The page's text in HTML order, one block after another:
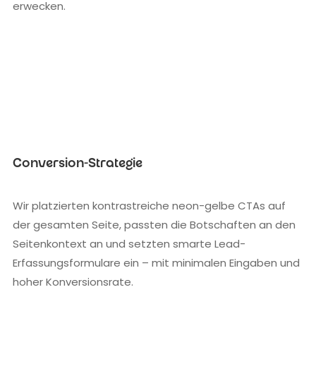
erwecken.
Conversion-Strategie
Wir platzierten kontrastreiche neon-gelbe CTAs auf
der gesamten Seite, passten die Botschaften an den
Seitenkontext an und setzten smarte Lead-
Erfassungsformulare ein – mit minimalen Eingaben und
hoher Konversionsrate.